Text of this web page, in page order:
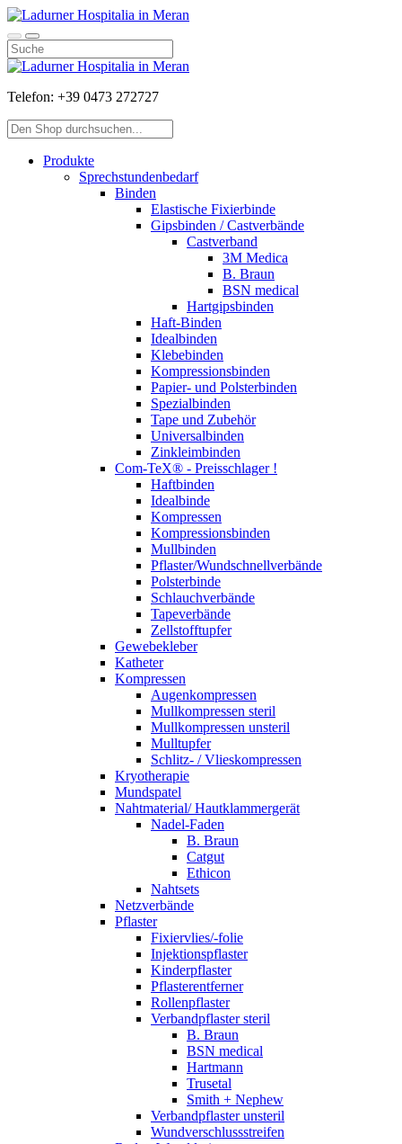
Telefon: +39 0473 272727
Produkte
Sprechstundenbedarf
Binden
Elastische Fixierbinde
Gipsbinden / Castverbände
Castverband
3M Medica
B. Braun
BSN medical
Hartgipsbinden
Haft-Binden
Idealbinden
Klebebinden
Kompressionsbinden
Papier- und Polsterbinden
Spezialbinden
Tape und Zubehör
Universalbinden
Zinkleimbinden
Com-TeX® - Preisschlager !
Haftbinden
Idealbinde
Kompressen
Kompressionsbinden
Mullbinden
Pflaster/Wundschnellverbände
Polsterbinde
Schlauchverbände
Tapeverbände
Zellstofftupfer
Gewebekleber
Katheter
Kompressen
Augenkompressen
Mullkompressen steril
Mullkompressen unsteril
Mulltupfer
Schlitz- / Vlieskompressen
Kryotherapie
Mundspatel
Nahtmaterial/ Hautklammergerät
Nadel-Faden
B. Braun
Catgut
Ethicon
Nahtsets
Netzverbände
Pflaster
Fixiervlies/-folie
Injektionspflaster
Kinderpflaster
Pflasterentferner
Rollenpflaster
Verbandpflaster steril
B. Braun
BSN medical
Hartmann
Trusetal
Smith + Nephew
Verbandpflaster unsteril
Wundverschlussstreifen